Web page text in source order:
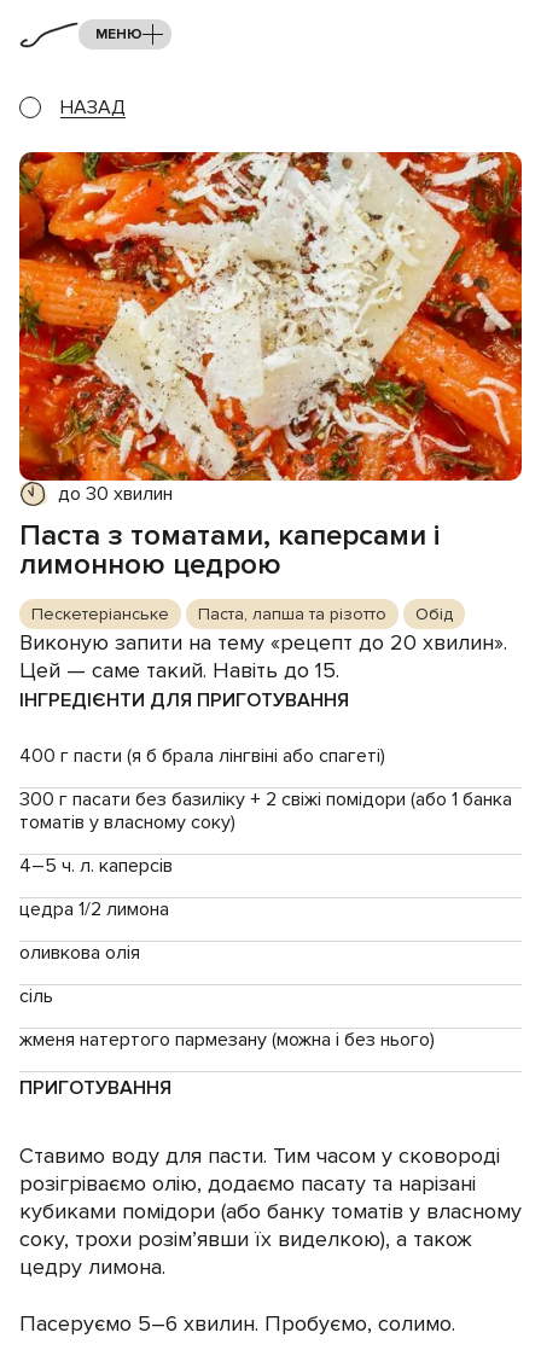
МЕНЮ
НАЗАД
до 30 хвилин
Паста з томатами, каперсами і
лимонною цедрою
Пескетеріанське Паста, лапша та різотто Обід
Виконую запити на тему «рецепт до 20 хвилин».
Цей — саме такий. Навіть до 15.
ІНГРЕДІЄНТИ ДЛЯ ПРИГОТУВАННЯ
400 г пасти (я б брала лінгвіні або спагеті)
300 г пасати без базиліку + 2 свіжі помідори (або 1 банка
томатів у власному соку)
4–5 ч. л. каперсів
цедра 1/2 лимона
оливкова олія
сіль
жменя натертого пармезану (можна і без нього)
ПРИГОТУВАННЯ
Ставимо воду для пасти. Тим часом у сковороді
розігріваємо олію, додаємо пасату та нарізані
кубиками помідори (або банку томатів у власному
соку, трохи розім’явши їх виделкою), а також
цедру лимона.
Пасеруємо 5–6 хвилин. Пробуємо, солимо.